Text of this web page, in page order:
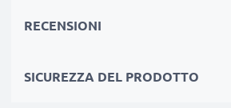
componenti evitano un rapido
✔ Ricarica la tua batteria
RECENSIONI
SICUREZZA DEL PRODOTTO